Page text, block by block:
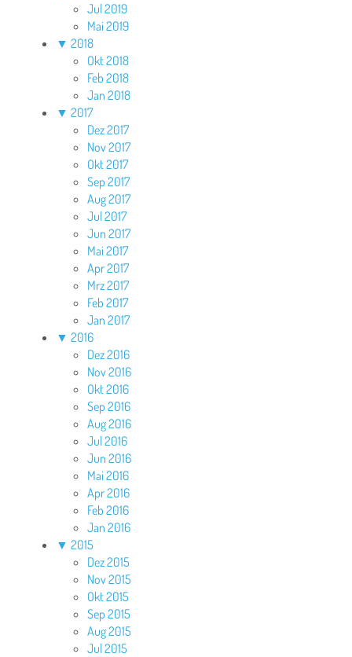
Jul 2019
Mai 2019
▼ 2018
Okt 2018
Feb 2018
Jan 2018
▼ 2017
Dez 2017
Nov 2017
Okt 2017
Sep 2017
Aug 2017
Jul 2017
Jun 2017
Mai 2017
Apr 2017
Mrz 2017
Feb 2017
Jan 2017
▼ 2016
Dez 2016
Nov 2016
Okt 2016
Sep 2016
Aug 2016
Jul 2016
Jun 2016
Mai 2016
Apr 2016
Feb 2016
Jan 2016
▼ 2015
Dez 2015
Nov 2015
Okt 2015
Sep 2015
Aug 2015
Jul 2015